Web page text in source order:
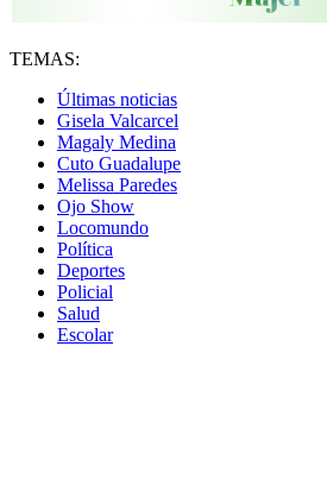
TEMAS:
Últimas noticias
Gisela Valcarcel
Magaly Medina
Cuto Guadalupe
Melissa Paredes
Ojo Show
Locomundo
Política
Deportes
Policial
Salud
Escolar